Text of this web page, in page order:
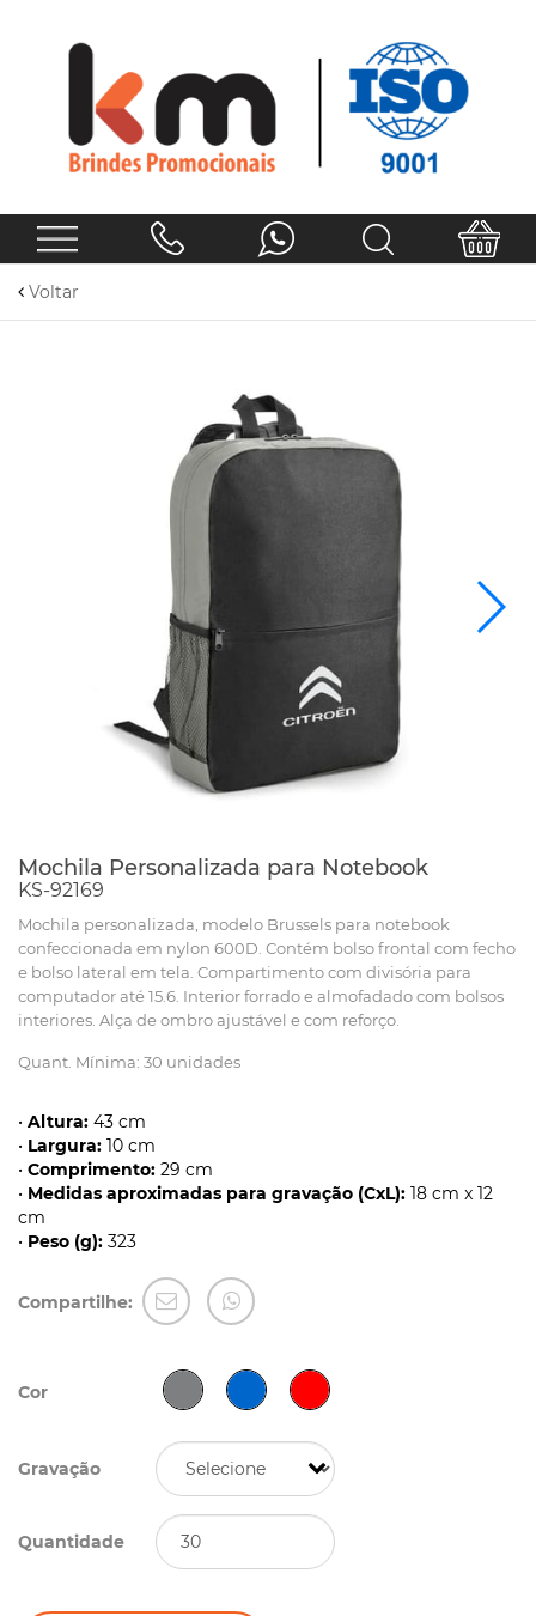
Voltar
Mochila Personalizada para Notebook
KS-92169
Mochila personalizada, modelo Brussels para notebook
confeccionada em nylon 600D. Contém bolso frontal com fecho
e bolso lateral em tela. Compartimento com divisória para
computador até 15.6. Interior forrado e almofadado com bolsos
interiores. Alça de ombro ajustável e com reforço.
Quant. Mínima: 30 unidades
• Altura: 43 cm
• Largura: 10 cm
• Comprimento: 29 cm
• Medidas aproximadas para gravação (CxL): 18 cm x 12
cm
• Peso (g): 323
Compartilhe:
Cor
Gravação
Quantidade